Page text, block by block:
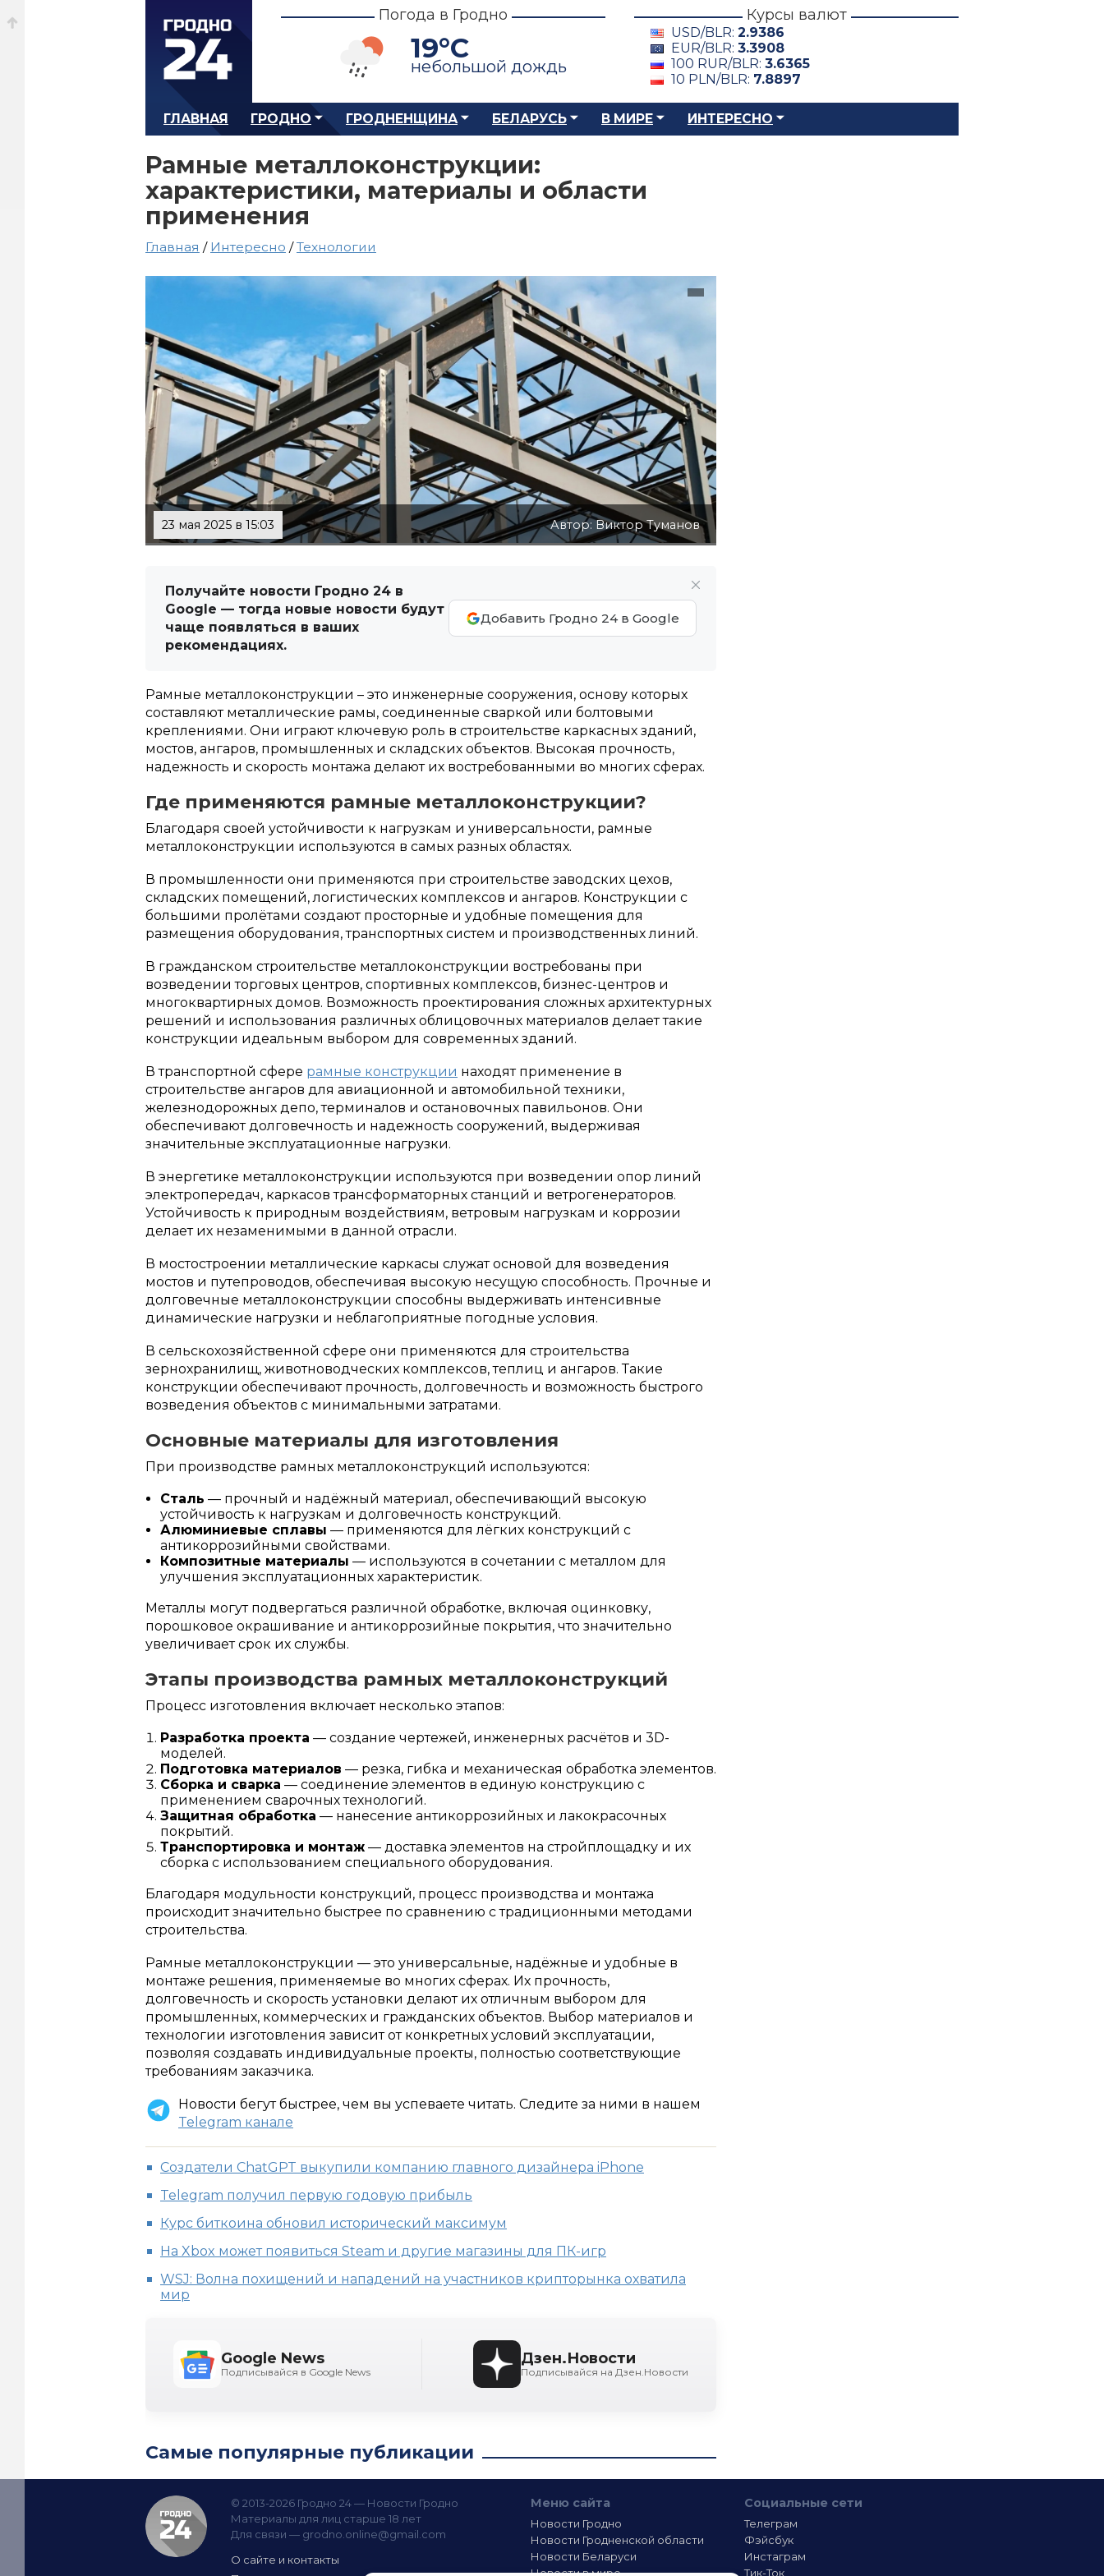
Погода в Гродно
19°C
небольшой дождь
Курсы валют
USD/BLR: 2.9386
EUR/BLR: 3.3908
100 RUR/BLR: 3.6365
10 PLN/BLR: 7.8897
ГЛАВНАЯ ГРОДНО ГРОДНЕНЩИНА БЕЛАРУСЬ В МИРЕ ИНТЕРЕСНО
Рамные металлоконструкции:
характеристики, материалы и области
применения
Главная / Интересно /Технологии
23 мая 2025 в 15:03 Автор: Виктор Туманов
Получайте новости Гродно 24 в
Google — тогда новые новости будут
чаще появляться в ваших
рекомендациях.
Добавить Гродно 24 в Google
Рамные металлоконструкции – это инженерные сооружения, основу которых
составляют металлические рамы, соединенные сваркой или болтовыми
креплениями. Они играют ключевую роль в строительстве каркасных зданий,
мостов, ангаров, промышленных и складских объектов. Высокая прочность,
надежность и скорость монтажа делают их востребованными во многих сферах.
Где применяются рамные металлоконструкции?
Благодаря своей устойчивости к нагрузкам и универсальности, рамные
металлоконструкции используются в самых разных областях.
В промышленности они применяются при строительстве заводских цехов,
складских помещений, логистических комплексов и ангаров. Конструкции с
большими пролётами создают просторные и удобные помещения для
размещения оборудования, транспортных систем и производственных линий.
В гражданском строительстве металлоконструкции востребованы при
возведении торговых центров, спортивных комплексов, бизнес-центров и
многоквартирных домов. Возможность проектирования сложных архитектурных
решений и использования различных облицовочных материалов делает такие
конструкции идеальным выбором для современных зданий.
В транспортной сфере рамные конструкции находят применение в
строительстве ангаров для авиационной и автомобильной техники,
железнодорожных депо, терминалов и остановочных павильонов. Они
обеспечивают долговечность и надежность сооружений, выдерживая
значительные эксплуатационные нагрузки.
В энергетике металлоконструкции используются при возведении опор линий
электропередач, каркасов трансформаторных станций и ветрогенераторов.
Устойчивость к природным воздействиям, ветровым нагрузкам и коррозии
делает их незаменимыми в данной отрасли.
В мостостроении металлические каркасы служат основой для возведения
мостов и путепроводов, обеспечивая высокую несущую способность. Прочные и
долговечные металлоконструкции способны выдерживать интенсивные
динамические нагрузки и неблагоприятные погодные условия.
В сельскохозяйственной сфере они применяются для строительства
зернохранилищ, животноводческих комплексов, теплиц и ангаров. Такие
конструкции обеспечивают прочность, долговечность и возможность быстрого
возведения объектов с минимальными затратами.
Основные материалы для изготовления
При производстве рамных металлоконструкций используются:
Сталь — прочный и надёжный материал, обеспечивающий высокую
устойчивость к нагрузкам и долговечность конструкций.
Алюминиевые сплавы — применяются для лёгких конструкций с
антикоррозийными свойствами.
Композитные материалы — используются в сочетании с металлом для
улучшения эксплуатационных характеристик.
Металлы могут подвергаться различной обработке, включая оцинковку,
порошковое окрашивание и антикоррозийные покрытия, что значительно
увеличивает срок их службы.
Этапы производства рамных металлоконструкций
Процесс изготовления включает несколько этапов:
Разработка проекта — создание чертежей, инженерных расчётов и 3D-
моделей.
Подготовка материалов — резка, гибка и механическая обработка элементов.
Сборка и сварка — соединение элементов в единую конструкцию с
применением сварочных технологий.
Защитная обработка — нанесение антикоррозийных и лакокрасочных
покрытий.
Транспортировка и монтаж — доставка элементов на стройплощадку и их
сборка с использованием специального оборудования.
Благодаря модульности конструкций, процесс производства и монтажа
происходит значительно быстрее по сравнению с традиционными методами
строительства.
Рамные металлоконструкции — это универсальные, надёжные и удобные в
монтаже решения, применяемые во многих сферах. Их прочность,
долговечность и скорость установки делают их отличным выбором для
промышленных, коммерческих и гражданских объектов. Выбор материалов и
технологии изготовления зависит от конкретных условий эксплуатации,
позволяя создавать индивидуальные проекты, полностью соответствующие
требованиям заказчика.
Новости бегут быстрее, чем вы успеваете читать. Следите за ними в нашем
Telegram канале
Создатели ChatGPT выкупили компанию главного дизайнера iPhone
Telegram получил первую годовую прибыль
Курс биткоина обновил исторический максимум
На Xbox может появиться Steam и другие магазины для ПК-игр
WSJ: Волна похищений и нападений на участников крипторынка охватила
мир
Google News
Подписывайся в Google News
Дзен.Новости
Подписывайся на Дзен.Новости
Самые популярные публикации
© 2013-2026 Гродно 24 — Новости Гродно
Материалы для лиц старше 18 лет
Для связи — grodno.online@gmail.com
О сайте и контакты
Меню сайта
Новости Гродно
Новости Гродненской области
Новости Беларуси
Новости в мире
Социальные сети
Телеграм
Фэйсбук
Инстаграм
Тик-Ток